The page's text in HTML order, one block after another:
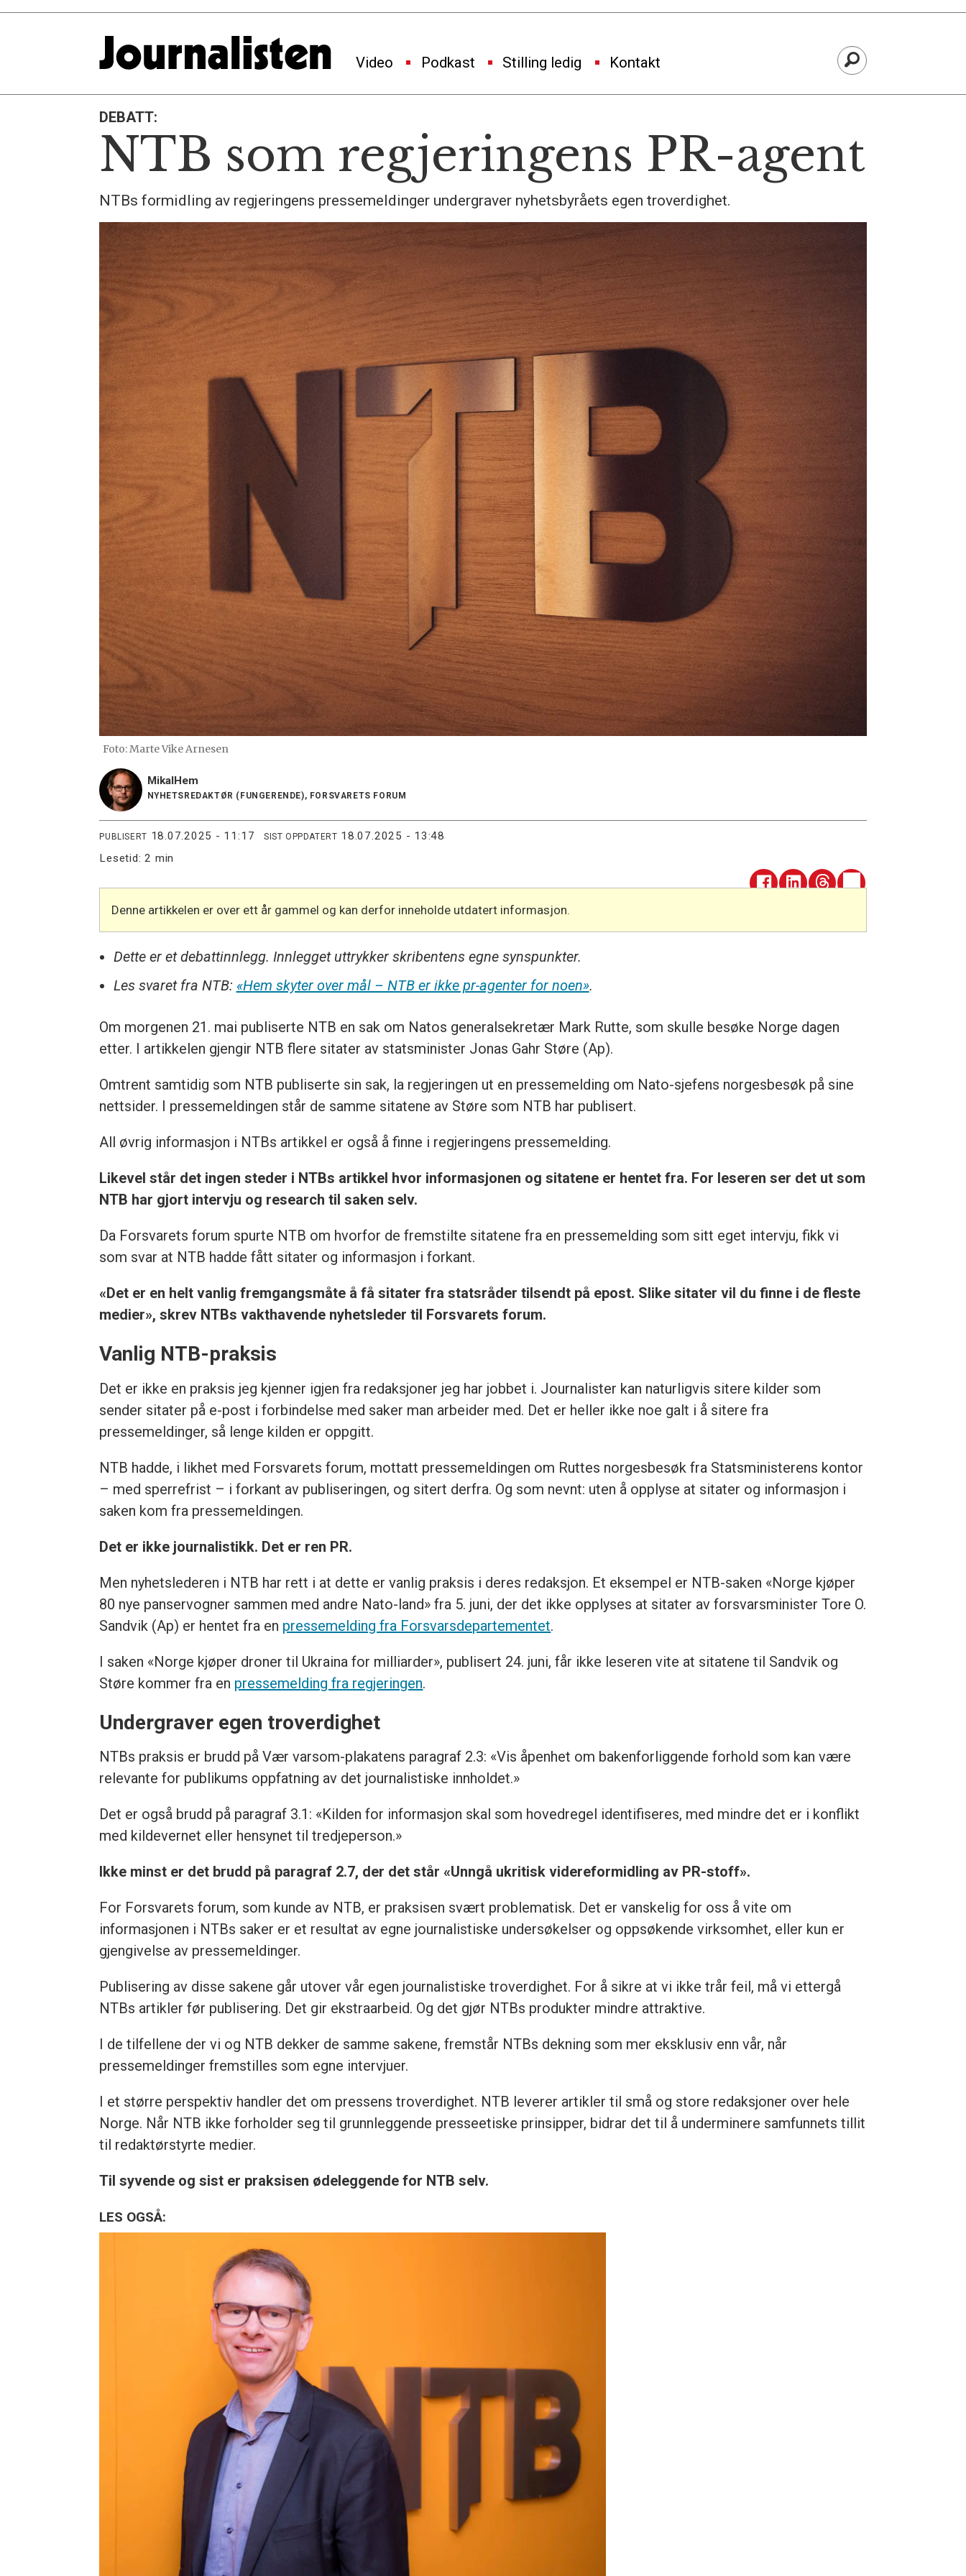
Video Podkast Stilling ledig Kontakt
DEBATT:
NTB som regjeringens PR-agent
NTBs formidling av regjeringens pressemeldinger undergraver nyhetsbyråets egen troverdighet.
Foto: Marte Vike Arnesen
MikalHem
NYHETSREDAKTØR (FUNGERENDE), FORSVARETS FORUM
PUBLISERT 18.07.2025 - 11:17 SIST OPPDATERT
18.07.2025 - 13:48
Lesetid:2 min
Denne artikkelen er over ett år gammel og kan derfor inneholde utdatert informasjon.
Dette er et debattinnlegg. Innlegget uttrykker skribentens egne synspunkter.
Les svaret fra NTB: «Hem skyter over mål – NTB er ikke pr-agenter for noen».
Om morgenen 21. mai publiserte NTB en sak om Natos generalsekretær Mark Rutte, som skulle besøke Norge dagen
etter. I artikkelen gjengir NTB flere sitater av statsminister Jonas Gahr Støre (Ap).
Omtrent samtidig som NTB publiserte sin sak, la regjeringen ut en pressemelding om Nato-sjefens norgesbesøk på sine
nettsider. I pressemeldingen står de samme sitatene av Støre som NTB har publisert.
All øvrig informasjon i NTBs artikkel er også å finne i regjeringens pressemelding.
Likevel står det ingen steder i NTBs artikkel hvor informasjonen og sitatene er hentet fra. For leseren ser det ut som
NTB har gjort intervju og research til saken selv.
Da Forsvarets forum spurte NTB om hvorfor de fremstilte sitatene fra en pressemelding som sitt eget intervju, fikk vi
som svar at NTB hadde fått sitater og informasjon i forkant.
«Det er en helt vanlig fremgangsmåte å få sitater fra statsråder tilsendt på epost. Slike sitater vil du finne i de fleste
medier», skrev NTBs vakthavende nyhetsleder til Forsvarets forum.
Vanlig NTB-praksis
Det er ikke en praksis jeg kjenner igjen fra redaksjoner jeg har jobbet i. Journalister kan naturligvis sitere kilder som
sender sitater på e-post i forbindelse med saker man arbeider med. Det er heller ikke noe galt i å sitere fra
pressemeldinger, så lenge kilden er oppgitt.
NTB hadde, i likhet med Forsvarets forum, mottatt pressemeldingen om Ruttes norgesbesøk fra Statsministerens kontor
– med sperrefrist – i forkant av publiseringen, og sitert derfra. Og som nevnt: uten å opplyse at sitater og informasjon i
saken kom fra pressemeldingen.
Det er ikke journalistikk. Det er ren PR.
Men nyhetslederen i NTB har rett i at dette er vanlig praksis i deres redaksjon. Et eksempel er NTB-saken «Norge kjøper
80 nye panservogner sammen med andre Nato-land» fra 5. juni, der det ikke opplyses at sitater av forsvarsminister Tore O.
Sandvik (Ap) er hentet fra en pressemelding fra Forsvarsdepartementet.
I saken «Norge kjøper droner til Ukraina for milliarder», publisert 24. juni, får ikke leseren vite at sitatene til Sandvik og
Støre kommer fra en pressemelding fra regjeringen.
Undergraver egen troverdighet
NTBs praksis er brudd på Vær varsom-plakatens paragraf 2.3: «Vis åpenhet om bakenforliggende forhold som kan være
relevante for publikums oppfatning av det journalistiske innholdet.»
Det er også brudd på paragraf 3.1: «Kilden for informasjon skal som hovedregel identifiseres, med mindre det er i konflikt
med kildevernet eller hensynet til tredjeperson.»
Ikke minst er det brudd på paragraf 2.7, der det står «Unngå ukritisk videreformidling av PR-stoff».
For Forsvarets forum, som kunde av NTB, er praksisen svært problematisk. Det er vanskelig for oss å vite om
informasjonen i NTBs saker er et resultat av egne journalistiske undersøkelser og oppsøkende virksomhet, eller kun er
gjengivelse av pressemeldinger.
Publisering av disse sakene går utover vår egen journalistiske troverdighet. For å sikre at vi ikke trår feil, må vi ettergå
NTBs artikler før publisering. Det gir ekstraarbeid. Og det gjør NTBs produkter mindre attraktive.
I de tilfellene der vi og NTB dekker de samme sakene, fremstår NTBs dekning som mer eksklusiv enn vår, når
pressemeldinger fremstilles som egne intervjuer.
I et større perspektiv handler det om pressens troverdighet. NTB leverer artikler til små og store redaksjoner over hele
Norge. Når NTB ikke forholder seg til grunnleggende presseetiske prinsipper, bidrar det til å underminere samfunnets tillit
til redaktørstyrte medier.
Til syvende og sist er praksisen ødeleggende for NTB selv.
LES OGSÅ: